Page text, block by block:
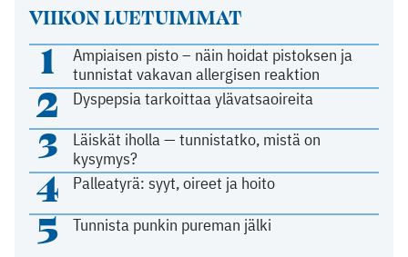
VIIKON LUETUIMMAT
1
Ampiaisen pisto – näin hoidat pistoksen ja
tunnistat vakavan allergisen reaktion
2 Dyspepsia tarkoittaa ylävatsaoireita
3
Läiskät iholla — tunnistatko, mistä on
kysymys?
4 Palleatyrä: syyt, oireet ja hoito
5 Tunnista punkin pureman jälki